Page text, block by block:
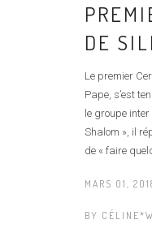
DE
Le premier
Pape, s’est
le groupe
Shalom », il
de « faire
MARS 01,
BY